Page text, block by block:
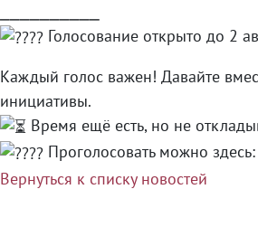
Голосование открыто до 2
Каждый голос важен! Давайте
инициативы.
Время ещё есть, но не
Проголосовать можно здесь:
Вернуться к списку новостей